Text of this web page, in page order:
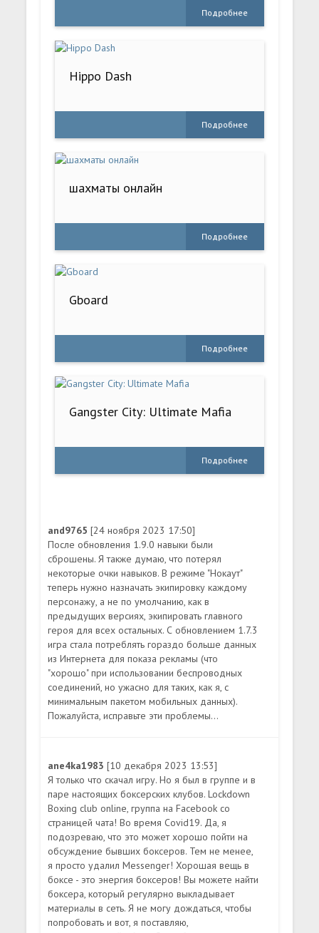
Подробнее
Hippo Dash
Подробнее
шахматы онлайн
Подробнее
Gboard
Подробнее
Gangster City: Ultimate Mafia
Подробнее
and9765[24 ноября 2023 17:50]
После обновления 1.9.0 навыки были
сброшены. Я также думаю, что потерял
некоторые очки навыков. В режиме "Нокаут"
теперь нужно назначать экипировку каждому
персонажу, а не по умолчанию, как в
предыдущих версиях, экипировать главного
героя для всех остальных. С обновлением 1.7.3
игра стала потреблять гораздо больше данных
из Интернета для показа рекламы (что
"хорошо" при использовании беспроводных
соединений, но ужасно для таких, как я, с
минимальным пакетом мобильных данных).
Пожалуйста, исправьте эти проблемы...
ane4ka1983[10 декабря 2023 13:53]
Я только что скачал игру. Но я был в группе и в
паре настоящих боксерских клубов. Lockdown
Boxing club online, группа на Facebook со
страницей чата! Во время Covid19. Да, я
подозреваю, что это может хорошо пойти на
обсуждение бывших боксеров. Тем не менее,
я просто удалил Messenger! Хорошая вещь в
боксе - это энергия боксеров! Вы можете найти
боксера, который регулярно выкладывает
материалы в сеть. Я не могу дождаться, чтобы
попробовать и вот, я поставляю,